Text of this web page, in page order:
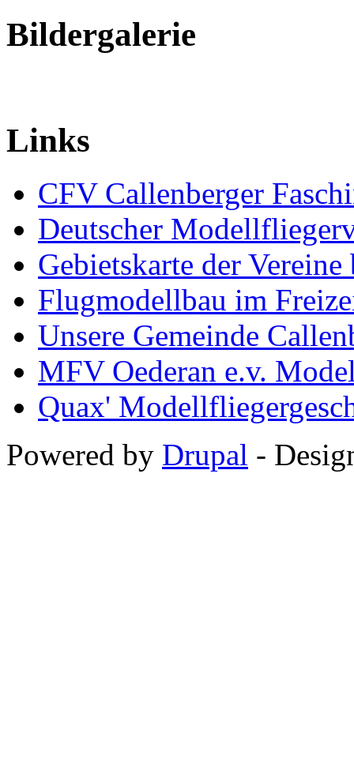
Bildergalerie
Links
CFV Callenberger
Deutscher
Gebietskarte der
Flugmodellbau im
Unsere Gemeinde
MFV Oederan e.v.
Quax'
Powered by Drupal -